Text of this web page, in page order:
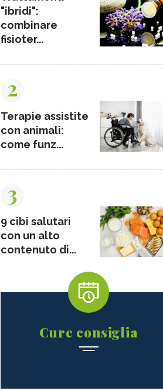
"ibridi":
combinare
fisioter...
2
Terapie assistite
con animali:
come funz...
3
9 cibi salutari
con un alto
contenuto di...
Cure consiglia